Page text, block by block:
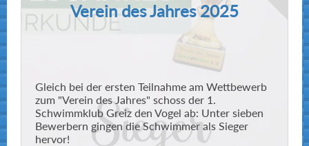
Verein des Jahres 2025
Gleich bei der ersten Teilnahme am Wettbewerb
zum "Verein des Jahres" schoss der 1.
Schwimmklub Greiz den Vogel ab: Unter sieben
Bewerbern gingen die Schwimmer als Sieger
hervor!